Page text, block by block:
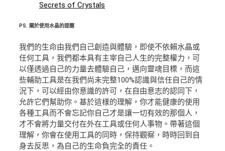
Secrets of Crystals
PS. 關於使用水晶的提醒
我們的生命由我們自己創造與體驗，即使不依賴水晶或
任何工具，我們都本具有主宰自己人生的完整權力，可
以僅透過自己的力量去體驗自己，邁向靈魂目標，而這
些輔助工具是在我們尚未完整100%認識與信任自己的情
況下，可以經由你意識的許可，在自由意志的認同下，
允許它們幫助你。基於這樣的理解，你才能健康的使用
各種工具而不會忘記你自己才是讓一切有效的那個人，
才不會將力量交付在外在工具或任何人事物。帶著這個
理解，你會在使用工具的同時，保持觀察，時時回到自
身去反思，為自己的生命負完全的責任。